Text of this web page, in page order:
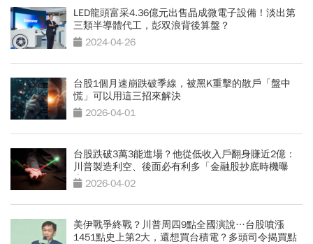
LED龍頭富采4.36億元出售晶成微電子設備！淡出第
三類半導體代工，彭双浪背後算盤？
2024-04-26
台股1個月速崩跌破季線，被黑K重擊的散戶「盤中
慌」可以用這三招來解決
2026-04-01
台股跌破3萬3能進場？他從低收入戶翻身賺近2億：
川普製造利空、後面必有利多「金融股抄底時機曝
光」2026-04-02
美伊戰爭終戰？川普周四9點全國演說…台股噴漲
1451點史上第2大，還想買台積電？多頭司令揭買點